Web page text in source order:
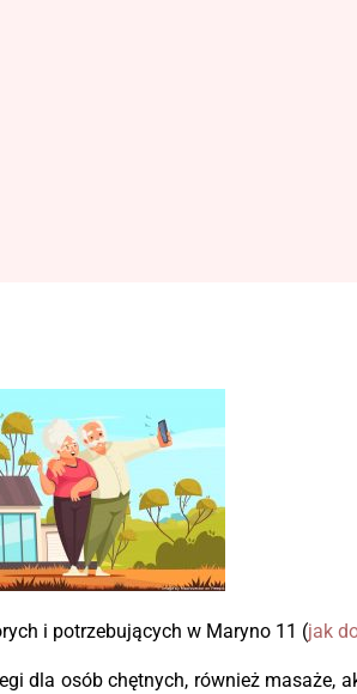
i potrzebujących w Maryno 11 (jak
dla osób chętnych, również masaże,